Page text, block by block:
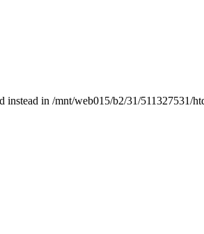
instead in /mnt/web015/b2/31/511327531/